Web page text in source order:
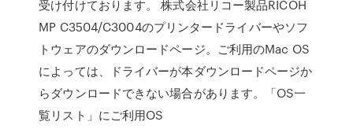
受け付けております。 株式会社リコー製品RICOH
MP C3504/C3004のプリンタードライバーやソフ
トウェアのダウンロードページ。ご利用のMac OS
によっては、ドライバーが本ダウンロードページか
らダウンロードできない場合があります。「OS一
覧リスト」にご利用OS